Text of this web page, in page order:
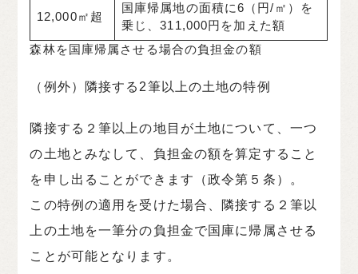
12,000㎡超
国庫帰属地の面積に6（円/㎡）を
乗じ、311,000円を加えた額
森林を国庫帰属させる場合の負担金の額
（例外）隣接する2筆以上の土地の特例
隣接する２筆以上の地目が土地について、一つ
の土地とみなして、負担金の額を算定すること
を申し出ることができます（政令第５条）。
この特例の適用を受けた場合、隣接する２筆以
上の土地を一筆分の負担金で国庫に帰属させる
ことが可能となります。